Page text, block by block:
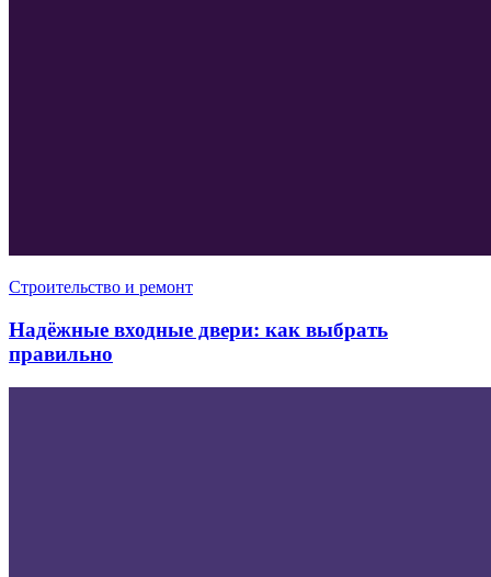
Строительство и ремонт
Надёжные входные двери: как выбрать
правильно